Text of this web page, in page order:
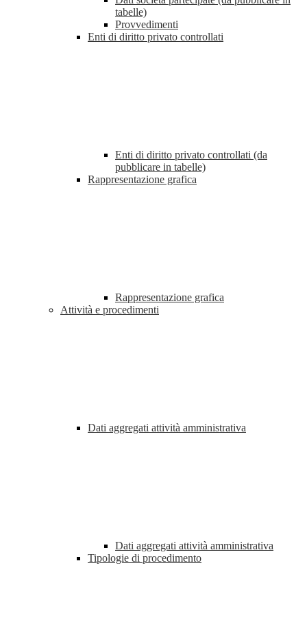
tabelle)
Provvedimenti
Enti di diritto privato controllati
Enti di diritto privato controllati (da
pubblicare in tabelle)
Rappresentazione grafica
Rappresentazione grafica
Attività e procedimenti
Dati aggregati attività amministrativa
Dati aggregati attività amministrativa
Tipologie di procedimento